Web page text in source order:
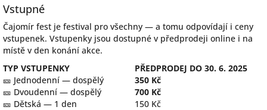
Vstupné
Čajomír fest je festival pro všechny — a tomu odpovídají i ceny
vstupenek. Vstupenky jsou dostupné v předprodeji online i na
místě v den konání akce.
TYP VSTUPENKY
PŘEDPRODEJ DO 30. 6. 2025
🎫 Jednodenní — dospělý
350 Kč
🎫 Dvoudenní — dospělý
700 Kč
🎫 Dětská — 1 den
150 Kč